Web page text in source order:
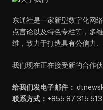
东通社是一家新型数字化网
点言论以及特色专栏等，多
维，致力于打造具有公信力
我们现在正在接受新的合作伙
给我们发电子邮件：
联系方式： +855 87 315 513